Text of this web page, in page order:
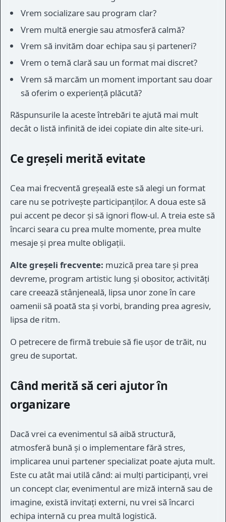
Vrem socializare sau program clar?
Vrem multă energie sau atmosferă calmă?
Vrem să invităm doar echipa sau și parteneri?
Vrem o temă clară sau un format mai discret?
Vrem să marcăm un moment important sau doar
să oferim o experiență plăcută?
Răspunsurile la aceste întrebări te ajută mai mult
decât o listă infinită de idei copiate din alte site-uri.
Ce greșeli merită evitate
Cea mai frecventă greșeală este să alegi un format
care nu se potrivește participanților. A doua este să
pui accent pe decor și să ignori flow-ul. A treia este să
încarci seara cu prea multe momente, prea multe
mesaje și prea multe obligații.
Alte greșeli frecvente: muzică prea tare și prea
devreme, program artistic lung și obositor, activități
care creează stânjeneală, lipsa unor zone în care
oamenii să poată sta și vorbi, branding prea agresiv,
lipsa de ritm.
O petrecere de firmă trebuie să fie ușor de trăit, nu
greu de suportat.
Când merită să ceri ajutor în
organizare
Dacă vrei ca evenimentul să aibă structură,
atmosferă bună și o implementare fără stres,
implicarea unui partener specializat poate ajuta mult.
Este cu atât mai utilă când: ai mulți participanți, vrei
un concept clar, evenimentul are miză internă sau de
imagine, există invitați externi, nu vrei să încarci
echipa internă cu prea multă logistică.